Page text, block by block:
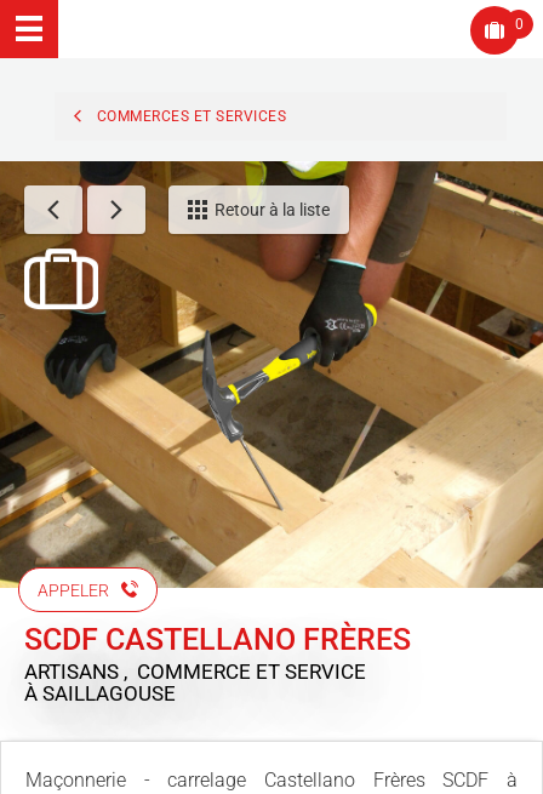
0
COMMERCES ET SERVICES
Retour à la liste
APPELER
SCDF CASTELLANO FRÈRES
ARTISANS , COMMERCE ET SERVICE
À SAILLAGOUSE
Maçonnerie - carrelage Castellano Frères SCDF à